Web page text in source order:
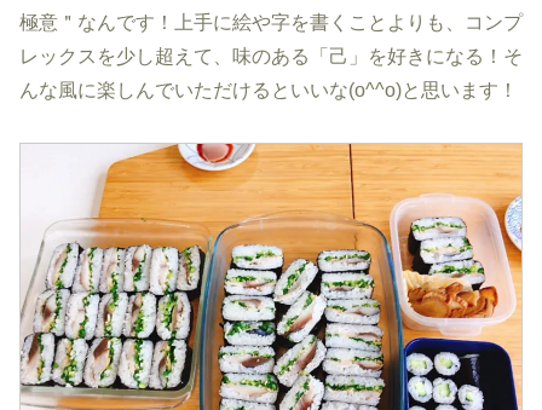
極意＂なんです！上手に絵や字を書くことよりも、コンプ
レックスを少し超えて、味のある「己」を好きになる！そ
んな風に楽しんでいただけるといいな(o^^o)と思います！